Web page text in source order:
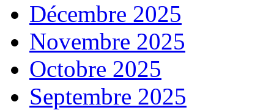
Décembre 2025
Novembre 2025
Octobre 2025
Septembre 2025